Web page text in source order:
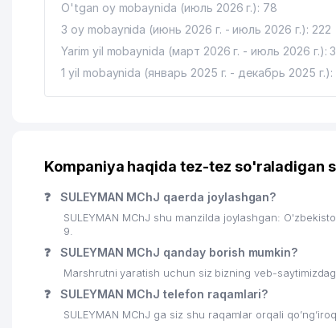
O'tgan oy mobaynida (июль 2026 г.): 78
3 oy mobaynida (июнь 2026 г. - июль 2026 г.): 222
Yarim yil mobaynida (март 2026 г. - июль 2026 г.):
1 yil mobaynida (январь 2025 г. - декабрь 2025 г.):
Kompaniya haqida tez-tez so'raladigan
❓ SULEYMAN MChJ qaerda joylashgan?
SULEYMAN MChJ shu manzilda joylashgan:
9.
❓ SULEYMAN MChJ qanday borish mumkin?
Marshrutni yaratish uchun siz bizning veb-
❓ SULEYMAN MChJ telefon raqamlari?
SULEYMAN MChJ ga siz shu raqamlar orqali